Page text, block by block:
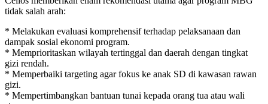
tidak salah arah:
* Melakukan evaluasi komprehensif terhadap pelaksanaan dan
dampak sosial ekonomi program.
* Memprioritaskan wilayah tertinggal dan daerah dengan tingkat
gizi rendah.
* Memperbaiki targeting agar fokus ke anak SD di kawasan rawan
gizi.
* Mempertimbangkan bantuan tunai kepada orang tua atau wali